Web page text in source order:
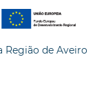
de Aveiro